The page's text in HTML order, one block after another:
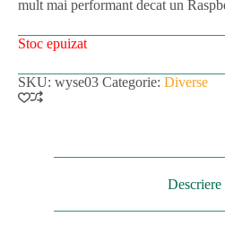
149.00lei.
mult mai performant decat un
Stoc epuizat
SKU: wyse03 Categorie: Diverse
Descriere